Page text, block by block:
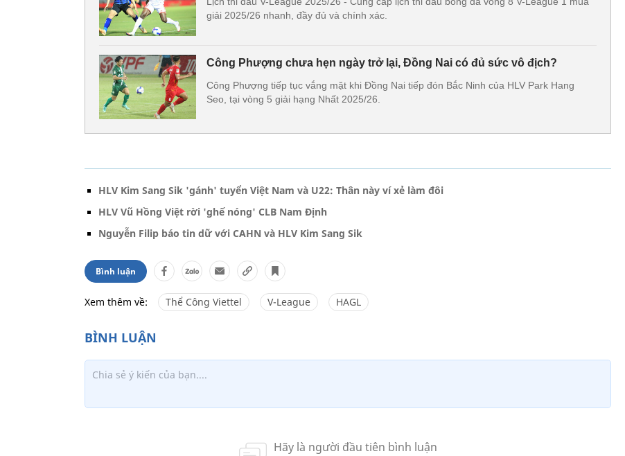
giải 2025/26 nhanh, đầy đủ và chính xác.
Công Phượng chưa hẹn ngày trở lại, Đồng Nai có đủ sức vô địch?
Công Phượng tiếp tục vắng mặt khi Đồng Nai tiếp đón Bắc Ninh của HLV Park Hang
Seo, tại vòng 5 giải hạng Nhất 2025/26.
HLV Kim Sang Sik 'gánh' tuyển Việt Nam và U22: Thân này ví xẻ làm đôi
HLV Vũ Hồng Việt rời 'ghế nóng' CLB Nam Định
Nguyễn Filip báo tin dữ với CAHN và HLV Kim Sang Sik
Bình luận
Xem thêm về: Thể Công Viettel V-League HAGL